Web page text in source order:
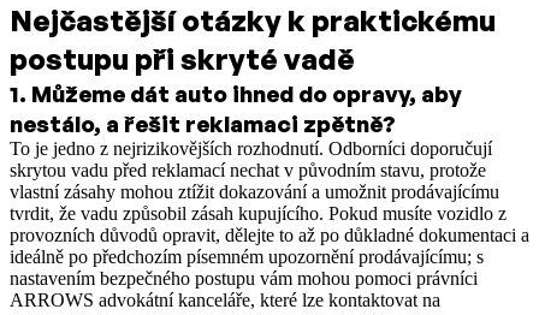
Nejčastější otázky k praktickému
postupu při skryté vadě
1. Můžeme dát auto ihned do opravy, aby
nestálo, a řešit reklamaci zpětně?
To je jedno z nejrizikovějších rozhodnutí. Odborníci doporučují
skrytou vadu před reklamací nechat v původním stavu, protože
vlastní zásahy mohou ztížit dokazování a umožnit prodávajícímu
tvrdit, že vadu způsobil zásah kupujícího. Pokud musíte vozidlo z
provozních důvodů opravit, dělejte to až po důkladné dokumentaci a
ideálně po předchozím písemném upozornění prodávajícímu; s
nastavením bezpečného postupu vám mohou pomoci právníci
ARROWS advokátní kanceláře, které lze kontaktovat na